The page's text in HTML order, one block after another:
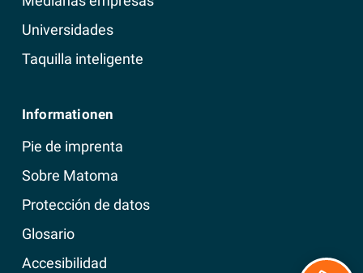
Universidades
Taquilla inteligente
Informationen
Pie de imprenta
Sobre Matoma
Protección de datos
Glosario
Accesibilidad